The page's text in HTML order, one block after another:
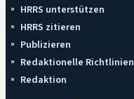
HRRS unterstützen
HRRS zitieren
Publizieren
Redaktionelle Richtlinien
Redaktion